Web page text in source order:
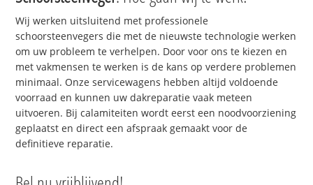
Wij werken uitsluitend met professionele
schoorsteenvegers die met de nieuwste technologie werken
om uw probleem te verhelpen. Door voor ons te kiezen en
met vakmensen te werken is de kans op verdere problemen
minimaal. Onze servicewagens hebben altijd voldoende
voorraad en kunnen uw dakreparatie vaak meteen
uitvoeren. Bij calamiteiten wordt eerst een noodvoorziening
geplaatst en direct een afspraak gemaakt voor de
definitieve reparatie.